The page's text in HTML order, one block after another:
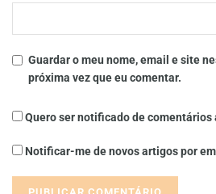
Guardar o meu nome, email e site
próxima vez que eu comentar.
Quero ser notificado de
Notificar-me de novos artigos por